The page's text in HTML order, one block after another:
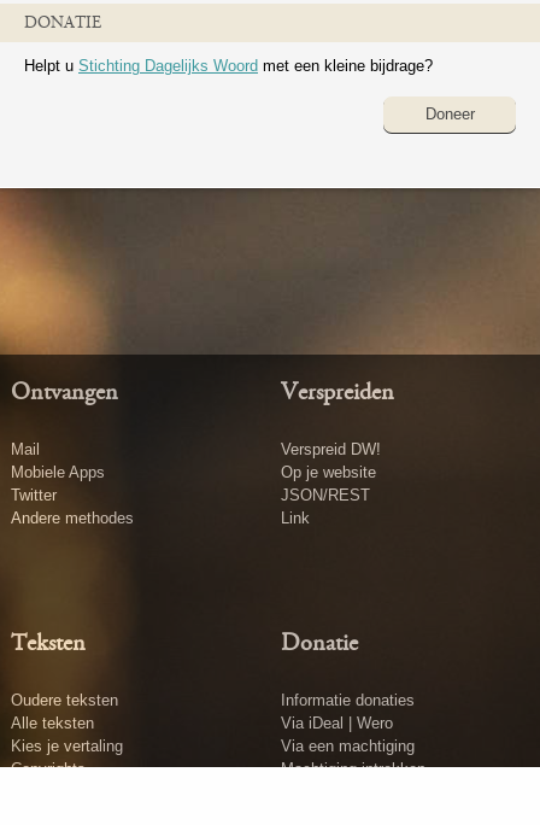
DONATIE
Helpt u Stichting Dagelijks Woord met een kleine bijdrage?
Doneer
Ontvangen
Mail
Mobiele Apps
Twitter
Andere methodes
Verspreiden
Verspreid DW!
Op je website
JSON/REST
Link
Teksten
Oudere teksten
Alle teksten
Kies je vertaling
Copyrights
Donatie
Informatie donaties
Via iDeal | Wero
Via een machtiging
Machtiging intrekken